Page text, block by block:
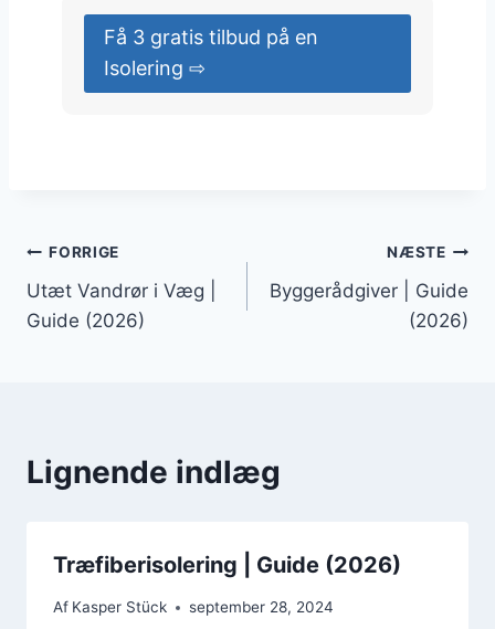
Få 3 gratis tilbud på en
Isolering ⇨
Indlægsnavigation
FORRIGE
Utæt Vandrør i Væg |
Guide (2026)
NÆSTE
Byggerådgiver | Guide
(2026)
Lignende indlæg
Træfiberisolering | Guide (2026)
Af Kasper Stück september 28, 2024